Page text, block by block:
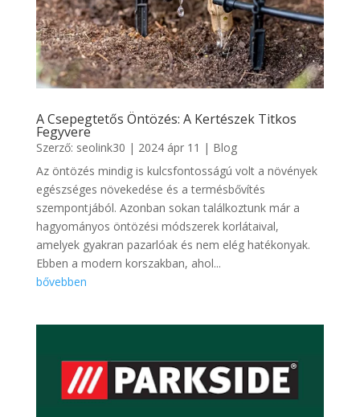
A Csepegtetős Öntözés: A Kertészek Titkos
Fegyvere
Szerző: seolink30 | 2024 ápr 11 | Blog
Az öntözés mindig is kulcsfontosságú volt a növények
egészséges növekedése és a termésbővítés
szempontjából. Azonban sokan találkoztunk már a
hagyományos öntözési módszerek korlátaival,
amelyek gyakran pazarlóak és nem elég hatékonyak.
Ebben a modern korszakban, ahol...
bővebben